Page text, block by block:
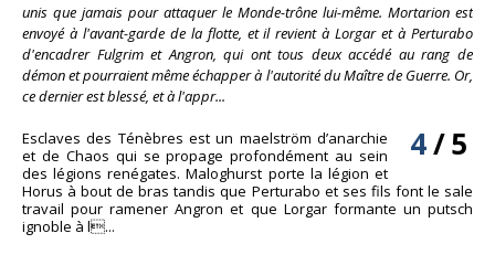
unis que jamais pour attaquer le Monde-trône lui-même. Mortarion est
envoyé à l'avant-garde de la flotte, et il revient à Lorgar et à Perturabo
d'encadrer Fulgrim et Angron, qui ont tous deux accédé au rang de
démon et pourraient même échapper à l'autorité du Maître de Guerre. Or,
ce dernier est blessé, et à l'appr...
4/5
Esclaves des Ténèbres est un maelström d’anarchie
et de Chaos qui se propage profondément au sein
des légions renégates. Maloghurst porte la légion et
Horus à bout de bras tandis que Perturabo et ses fils font le sale
travail pour ramener Angron et que Lorgar formante un putsch
ignoble à l...